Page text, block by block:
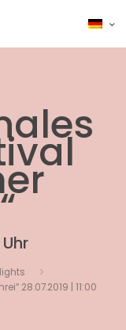
28.07.2019 | 11:00